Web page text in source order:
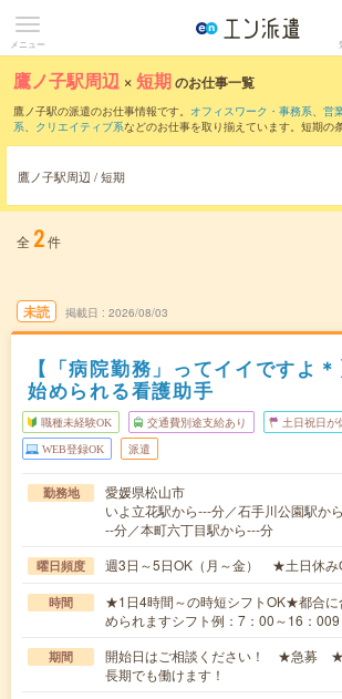
メニュー
鷹ノ子駅周辺 ×短期のお仕事一覧
鷹ノ子駅の派遣のお仕事情報です。 オフィスワーク・事務系、 営
系、 クリエイティブ系などのお仕事を取り揃えています。短期の
鷹ノ子駅周辺 / 短期
全 2件
未読 掲載日 2026/08/03
【「病院勤務」ってイイですよ
始められる看護助手
職種未経験OK 交通費別途支給あり 土日祝日が
WEB登録OK 派遣
勤務地
愛媛県松山市
いよ立花駅から---分／石手川公園駅か
--分／本町六丁目駅から---分
曜日頻度 週3日～5日OK（月～金） ★土日休み
時間
★1日4時間～の時短シフトOK★都合に
められますシフト例：7：00～16：
期間
開始日はご相談ください！ ★急募 ★
長期でも働けます！